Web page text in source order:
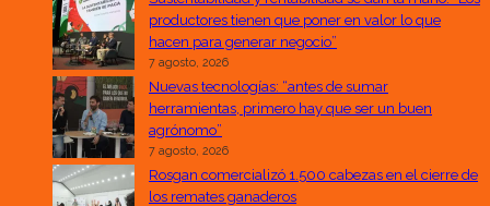
productores tienen que poner en valor lo que
hacen para generar negocio”
7 agosto, 2026
Nuevas tecnologías: “antes de sumar
herramientas, primero hay que ser un buen
agrónomo”
7 agosto, 2026
Rosgan comercializó 1.500 cabezas en el cierre de
los remates ganaderos